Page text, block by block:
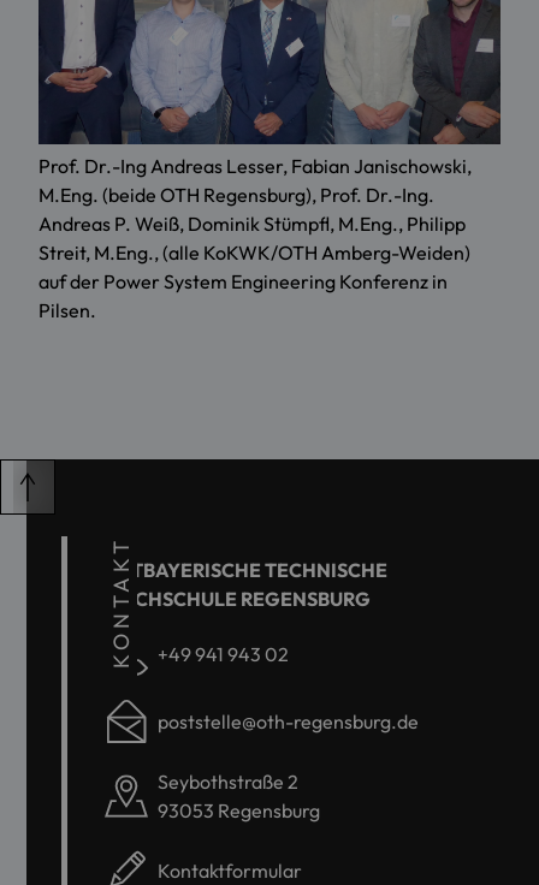
Prof. Dr.-Ing Andreas Lesser, Fabian Janischowski,
M.Eng. (beide OTH Regensburg), Prof. Dr.-Ing.
Andreas P. Weiß, Dominik Stümpfl, M.Eng., Philipp
Streit, M.Eng., (alle KoKWK/OTH Amberg-Weiden)
auf der Power System Engineering Konferenz in
Pilsen.
KONTAKT
OSTBAYERISCHE TECHNISCHE
HOCHSCHULE REGENSBURG
+49 941 943 02
poststelle@oth-regensburg.de
Seybothstraße 2
93053 Regensburg
Kontaktformular